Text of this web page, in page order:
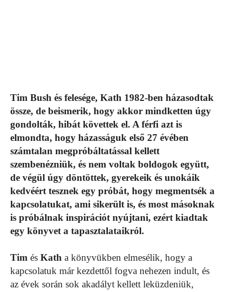
Tim Bush és felesége, Kath 1982-ben házasodtak
össze, de beismerik, hogy akkor mindketten úgy
gondolták, hibát követtek el. A férfi azt is
elmondta, hogy házasságuk első 27 évében
számtalan megpróbáltatással kellett
szembenézniük, és nem voltak boldogok együtt,
de végül úgy döntöttek, gyerekeik és unokáik
kedvéért tesznek egy próbát, hogy megmentsék a
kapcsolatukat, ami sikerült is, és most másoknak
is próbálnak inspirációt nyújtani, ezért kiadtak
egy könyvet a tapasztalataikról.
Tim és Kath a könyvükben elmesélik, hogy a
kapcsolatuk már kezdettől fogva nehezen indult, és
az évek során sok akadályt kellett leküzdeniük,